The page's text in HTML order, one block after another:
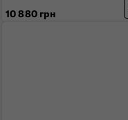
10 880 грн